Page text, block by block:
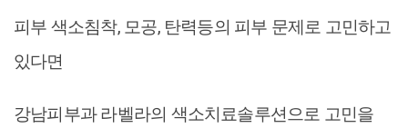
피부 색소침착, 모공, 탄력등의 피부 문제로 고민하고
있다면
강남피부과 라벨라의 색소치료솔루션으로 고민을